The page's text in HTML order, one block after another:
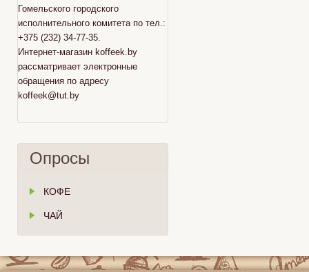
Гомельского городского
исполнительного комитета по тел.:
+375 (232) 34-77-35.
Интернет-магазин koffeek.by
рассматривает электронные
обращения по адресу
koffeek@tut.by
Опросы
КОФЕ
ЧАЙ